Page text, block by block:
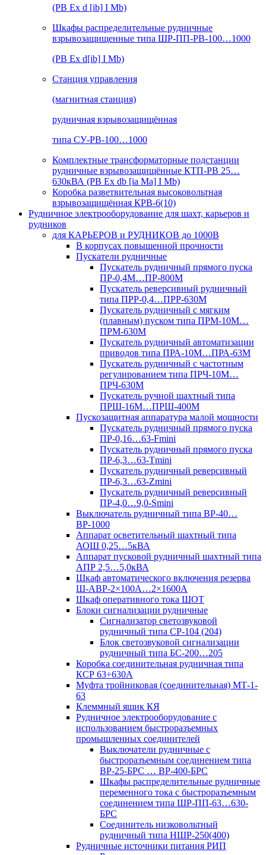
(РВ Ex d [ib] I Mb)
Шкафы распределительные рудничные
взрывозащищенные типа ШР-ПП-РВ-100…1000
(РВ Ex d[ib] I Mb)
Станция управления
(магнитная станция)
рудничная взрывозащищённая
типа СУ-РВ-100…1000
Комплектные трансформаторные подстанции
рудничные взрывозащищённые КТП-РВ 25…
630кВА (РВ Ex db [ia Ma] I Mb)
Коробка разветвительная высоковольтная
взрывозащищённая КРВ-6(10)
Рудничное электрооборудование для шахт, карьеров и
рудников
для КАРЬЕРОВ и РУДНИКОВ до 1000В
В корпусах повышенной прочности
Пускатели рудничные
Пускатель рудничный прямого пуска
ПР-0,4М…ПР-800М
Пускатель реверсивный рудничный
типа ПРР-0,4…ПРР-630М
Пускатель рудничный с мягким
(плавным) пуском типа ПРМ-10М…
ПРМ-630М
Пускатель рудничный автоматизации
приводов типа ПРА-10М…ПРА-63М
Пускатель рудничный с частотным
регулированием типа ПРЧ-10М…
ПРЧ-630М
Пускатель ручной шахтный типа
ПРШ-16М…ПРШ-400М
Пускозащитная аппаратура малой мощности
Пускатель рудничный прямого пуска
ПР-0,16…63-Fmini
Пускатель рудничный прямого пуска
ПР-6,3…63-Tmini
Пускатель рудничный реверсивный
ПР-6,3…63-Zmini
Пускатель рудничный реверсивный
ПР-4,0…9,0-Smini
Выключатель рудничный типа ВР-40…
ВР-1000
Аппарат осветительный шахтный типа
АОШ 0,25…5кВА
Аппарат пусковой рудничный шахтный типа
АПР 2,5…5,0кВА
Шкаф автоматического включения резерва
Ш-АВР-2×100А…2×1600А
Шкаф оперативного тока ШОТ
Блоки сигнализации рудничные
Сигнализатор светозвуковой
рудничный типа СР-104 (204)
Блок светозвуковой сигнализации
рудничный типа БС-200…205
Коробка соединительная рудничная типа
КСР 63÷630А
Муфта тройниковая (соединительная) МТ-1-
63
Клеммный ящик КЯ
Рудничное электрооборудование с
использованием быстроразъемных
промышленных соединителей
Выключатели рудничные с
быстроразъемным соединением типа
ВР-25-БРС … ВР-400-БРС
Шкафы распределительные рудничные
переменного тока с быстроразъемным
соединением типа ШР-ПП-63…630-
БРС
Соединитель низковольтный
рудничный типа НШР-250(400)
Рудничные источники питания РИП